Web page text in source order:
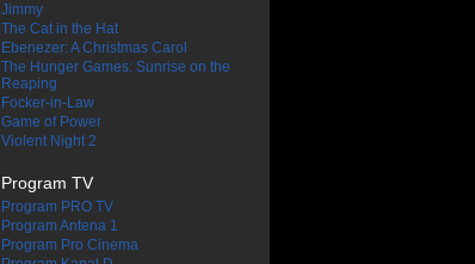
Jimmy
The Cat in the Hat
Ebenezer: A Christmas Carol
The Hunger Games: Sunrise on the
Reaping
Focker-in-Law
Game of Power
Violent Night 2
Program TV
Program PRO TV
Program Antena 1
Program Pro Cinema